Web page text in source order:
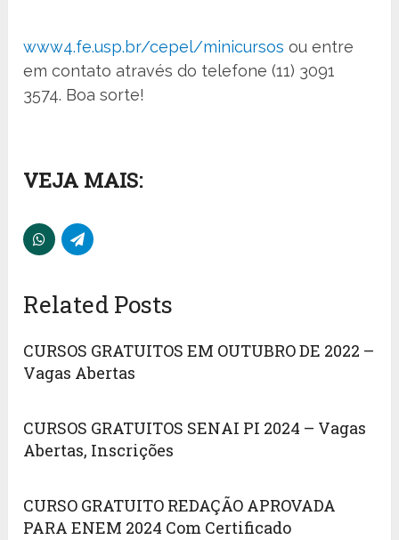
www4.fe.usp.br/cepel/minicursos ou entre
em contato através do telefone (11) 3091
3574. Boa sorte!
VEJA MAIS:
Related Posts
CURSOS GRATUITOS EM OUTUBRO DE 2022 –
Vagas Abertas
CURSOS GRATUITOS SENAI PI 2024 – Vagas
Abertas, Inscrições
CURSO GRATUITO REDAÇÃO APROVADA
PARA ENEM 2024 Com Certificado